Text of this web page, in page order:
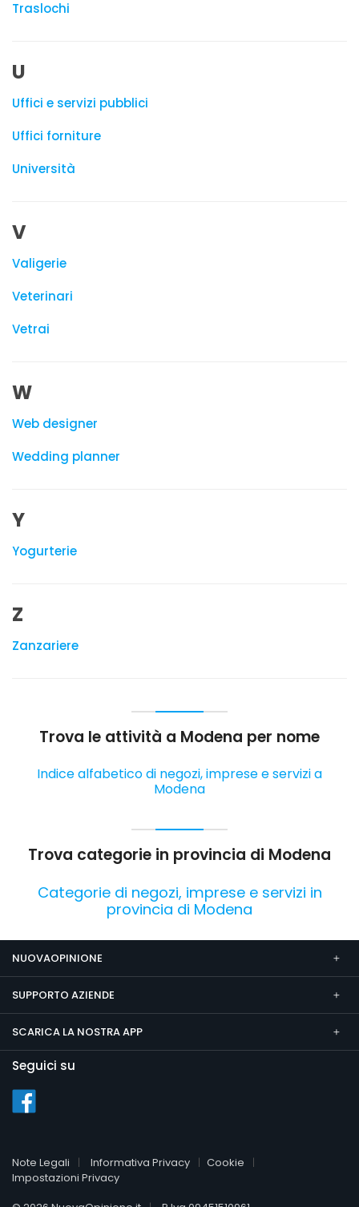
Traslochi
U
Uffici e servizi pubblici
Uffici forniture
Università
V
Valigerie
Veterinari
Vetrai
W
Web designer
Wedding planner
Y
Yogurterie
Z
Zanzariere
Trova le attività a Modena per nome
Indice alfabetico di negozi, imprese e servizi a
Modena
Trova categorie in provincia di Modena
Categorie di negozi, imprese e servizi in
provincia di Modena
NUOVAOPINIONE
SUPPORTO AZIENDE
SCARICA LA NOSTRA APP
Seguici su
Note Legali Informativa Privacy
Cookie
Impostazioni Privacy